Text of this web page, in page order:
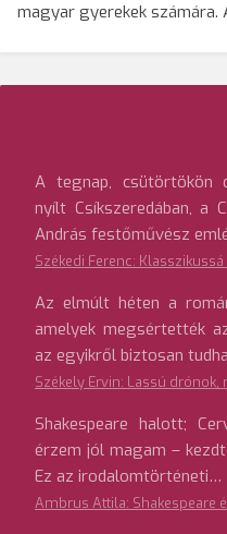
magyar gyerekek számára.
A tegnap, csütörtökön
nyílt Csíkszeredában, a
András festőművész
Székedi Ferenc:
Az elmúlt héten a
amelyek megsértették
az egyikről biztosan
Székely Ervin: Lassú
Shakespeare halott;
érzem jól magam –
Ez az irodalomtörténeti…
Ambrus Attila: Shakespeare